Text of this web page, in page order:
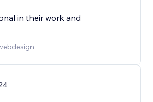
in their work and